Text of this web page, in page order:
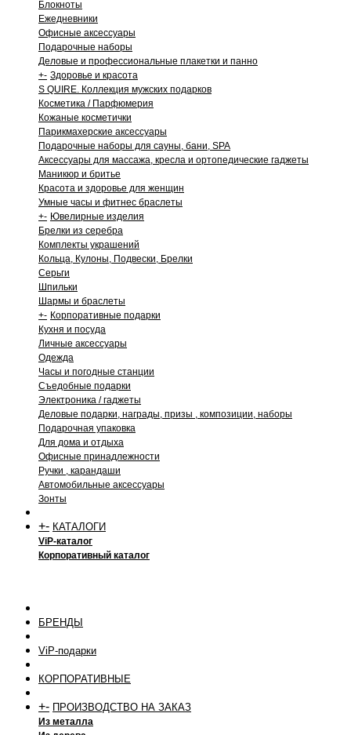
Блокноты
Ежедневники
Офисные аксессуары
Подарочные наборы
Деловые и профессиональные плакетки и панно
+- Здоровье и красота
S QUIRE. Коллекция мужских подарков
Косметика / Парфюмерия
Кожаные косметички
Парикмахерские аксессуары
Подарочные наборы для сауны, бани, SPA
Аксессуары для массажа, кресла и ортопедические гаджеты
Маникюр и бритье
Красота и здоровье для женщин
Умные часы и фитнес браслеты
+- Ювелирные изделия
Брелки из серебра
Комплекты украшений
Кольца, Кулоны, Подвески, Брелки
Серьги
Шпильки
Шармы и браслеты
+- Корпоративные подарки
Кухня и посуда
Личные аксессуары
Одежда
Часы и погодные станции
Съедобные подарки
Электроника / гаджеты
Деловые подарки, награды, призы , композиции, наборы
Подарочная упаковка
Для дома и отдыха
Офисные принадлежности
Ручки , карандаши
Автомобильные аксессуары
Зонты
+- КАТАЛОГИ
ViP-каталог
Корпоративный каталог
БРЕНДЫ
ViP-подарки
КОРПОРАТИВНЫЕ
+- ПРОИЗВОДСТВО НА ЗАКАЗ
Из металла